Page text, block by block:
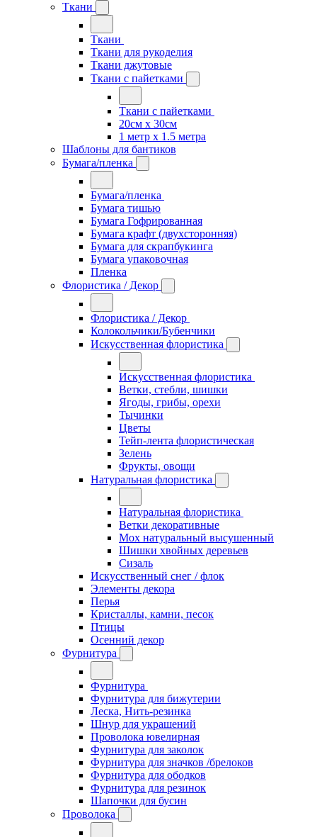
Ткани
Ткани
Ткани для рукоделия
Ткани джутовые
Ткани с пайетками
Ткани с пайетками
20см х 30см
1 метр х 1.5 метра
Шаблоны для бантиков
Бумага/пленка
Бумага/пленка
Бумага тишью
Бумага Гофрированная
Бумага крафт (двухсторонняя)
Бумага для скрапбукинга
Бумага упаковочная
Пленка
Флористика / Декор
Флористика / Декор
Колокольчики/Бубенчики
Искусственная флористика
Искусственная флористика
Ветки, стебли, шишки
Ягоды, грибы, орехи
Тычинки
Цветы
Тейп-лента флористическая
Зелень
Фрукты, овощи
Натуральная флористика
Натуральная флористика
Ветки декоративные
Мох натуральный высушенный
Шишки хвойных деревьев
Сизаль
Искусственный снег / флок
Элементы декора
Перья
Кристаллы, камни, песок
Птицы
Осенний декор
Фурнитура
Фурнитура
Фурнитура для бижутерии
Леска, Нить-резинка
Шнур для украшений
Проволока ювелирная
Фурнитура для заколок
Фурнитура для значков /брелоков
Фурнитура для ободков
Фурнитура для резинок
Шапочки для бусин
Проволока